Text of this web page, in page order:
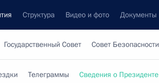
Структура Видео и фото Документы
Государственный Совет Совет Безопасности
Телеграммы Сведения о Президенте